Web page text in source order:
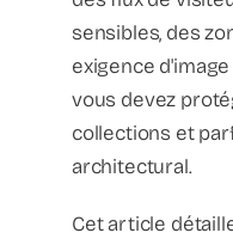
sensibles, des
exigence
vous devez
collections et
architectural.
Cet article